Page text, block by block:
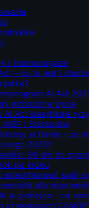
i Harmonogram
– co to jest i
AI Act
wchodzi w życie
AI Act klasyfikuje
MŚP i Startupów
w firmie – co
2025?
90 dni do
po kroku
sklasyfikować swój
dla
w praktyce – co
używających